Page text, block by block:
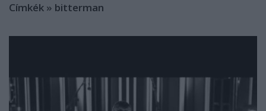
Címkék » bitterman